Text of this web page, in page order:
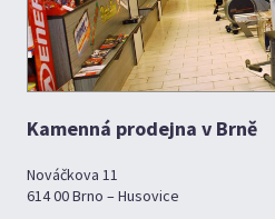
Kamenná prodejna v Brně
Nováčkova 11
614 00 Brno – Husovice